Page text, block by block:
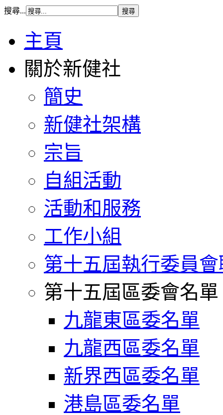
搜尋...
主頁
關於新健社
簡史
新健社架構
宗旨
自組活動
活動和服務
工作小組
第十五屆執行委員
第十五屆區委會名單
九龍東區委名單
九龍西區委名單
新界西區委名單
港島區委名單